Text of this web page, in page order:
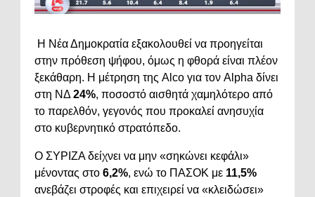
Η Νέα Δημοκρατία εξακολουθεί να προηγείται
στην πρόθεση ψήφου, όμως η φθορά είναι πλέον
ξεκάθαρη. Η μέτρηση της Alco για τον Alpha δίνει
στη ΝΔ 24%, ποσοστό αισθητά χαμηλότερο από
το παρελθόν, γεγονός που προκαλεί ανησυχία
στο κυβερνητικό στρατόπεδο.
Ο ΣΥΡΙΖΑ δείχνει να μην «σηκώνει κεφάλι»
μένοντας στο 6,2%, ενώ το ΠΑΣΟΚ με 11,5%
ανεβάζει στροφές και επιχειρεί να «κλειδώσει»